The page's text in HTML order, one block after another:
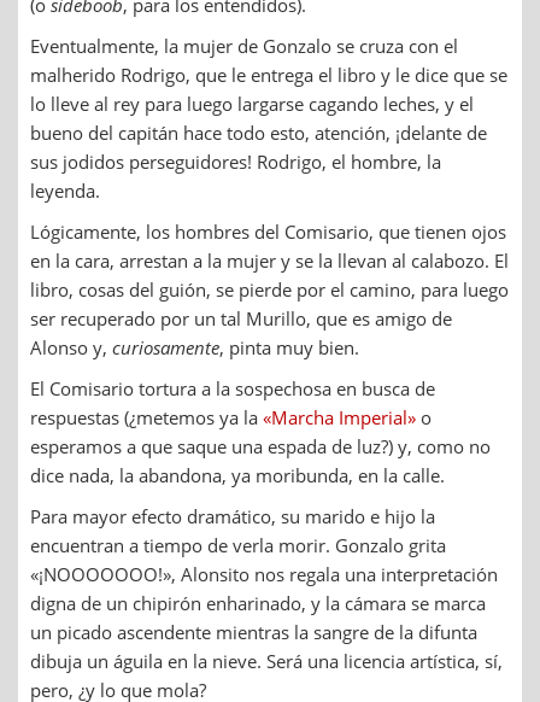
Eventualmente, la mujer de Gonzalo se cruza con el
malherido Rodrigo, que le entrega el libro y le dice que se
lo lleve al rey para luego largarse cagando leches, y el
bueno del capitán hace todo esto, atención, ¡delante de
sus jodidos perseguidores! Rodrigo, el hombre, la
leyenda.
Lógicamente, los hombres del Comisario, que tienen ojos
en la cara, arrestan a la mujer y se la llevan al calabozo. El
libro, cosas del guión, se pierde por el camino, para luego
ser recuperado por un tal Murillo, que es amigo de
Alonso y, curiosamente, pinta muy bien.
El Comisario tortura a la sospechosa en busca de
respuestas (¿metemos ya la «Marcha Imperial» o
esperamos a que saque una espada de luz?) y, como no
dice nada, la abandona, ya moribunda, en la calle.
Para mayor efecto dramático, su marido e hijo la
encuentran a tiempo de verla morir. Gonzalo grita
«¡NOOOOOOO!», Alonsito nos regala una interpretación
digna de un chipirón enharinado, y la cámara se marca
un picado ascendente mientras la sangre de la difunta
dibuja un águila en la nieve. Será una licencia artística, sí,
pero, ¿y lo que mola?